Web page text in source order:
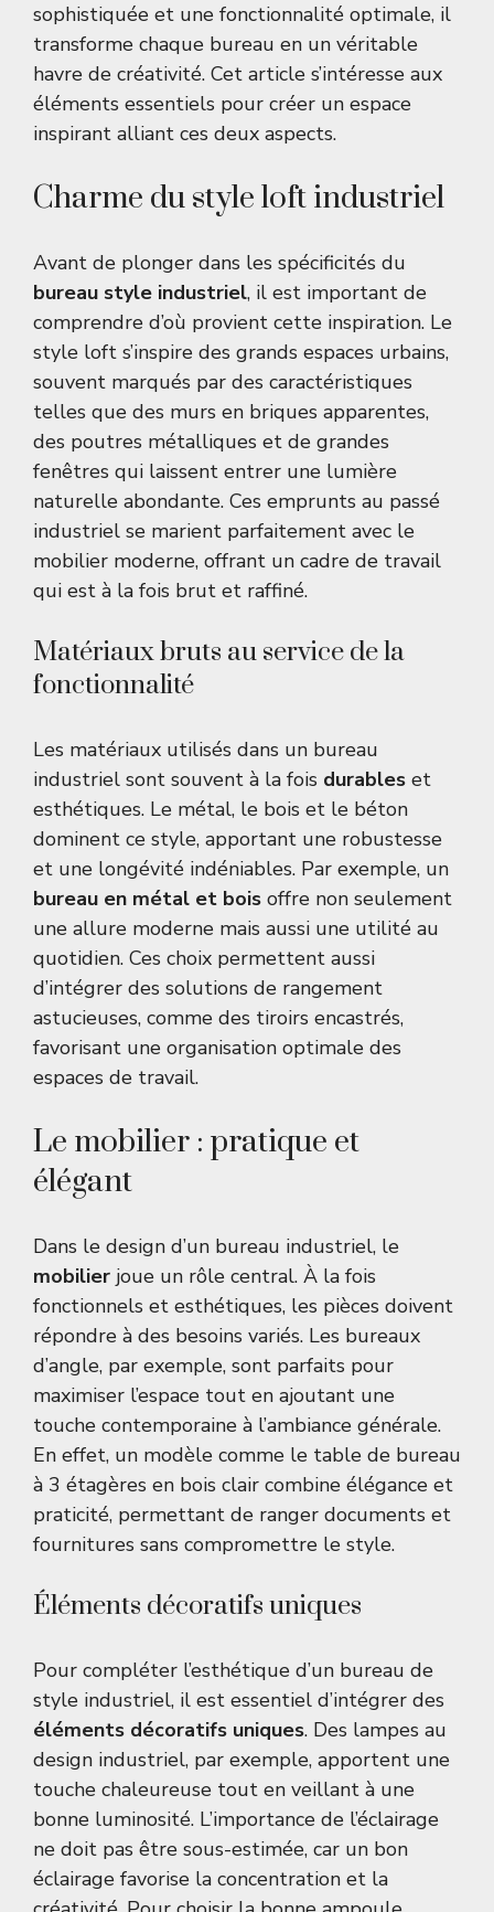
sophistiquée et une fonctionnalité optimale, il
transforme chaque bureau en un véritable
havre de créativité. Cet article s’intéresse aux
éléments essentiels pour créer un espace
inspirant alliant ces deux aspects.
Charme du style loft industriel
Avant de plonger dans les spécificités du
bureau style industriel, il est important de
comprendre d’où provient cette inspiration. Le
style loft s’inspire des grands espaces urbains,
souvent marqués par des caractéristiques
telles que des murs en briques apparentes,
des poutres métalliques et de grandes
fenêtres qui laissent entrer une lumière
naturelle abondante. Ces emprunts au passé
industriel se marient parfaitement avec le
mobilier moderne, offrant un cadre de travail
qui est à la fois brut et raffiné.
Matériaux bruts au service de la
fonctionnalité
Les matériaux utilisés dans un bureau
industriel sont souvent à la fois durables et
esthétiques. Le métal, le bois et le béton
dominent ce style, apportant une robustesse
et une longévité indéniables. Par exemple, un
bureau en métal et bois offre non seulement
une allure moderne mais aussi une utilité au
quotidien. Ces choix permettent aussi
d’intégrer des solutions de rangement
astucieuses, comme des tiroirs encastrés,
favorisant une organisation optimale des
espaces de travail.
Le mobilier : pratique et
élégant
Dans le design d’un bureau industriel, le
mobilier joue un rôle central. À la fois
fonctionnels et esthétiques, les pièces doivent
répondre à des besoins variés. Les bureaux
d’angle, par exemple, sont parfaits pour
maximiser l’espace tout en ajoutant une
touche contemporaine à l’ambiance générale.
En effet, un modèle comme le table de bureau
à 3 étagères en bois clair combine élégance et
praticité, permettant de ranger documents et
fournitures sans compromettre le style.
Éléments décoratifs uniques
Pour compléter l’esthétique d’un bureau de
style industriel, il est essentiel d’intégrer des
éléments décoratifs uniques. Des lampes au
design industriel, par exemple, apportent une
touche chaleureuse tout en veillant à une
bonne luminosité. L’importance de l’éclairage
ne doit pas être sous-estimée, car un bon
éclairage favorise la concentration et la